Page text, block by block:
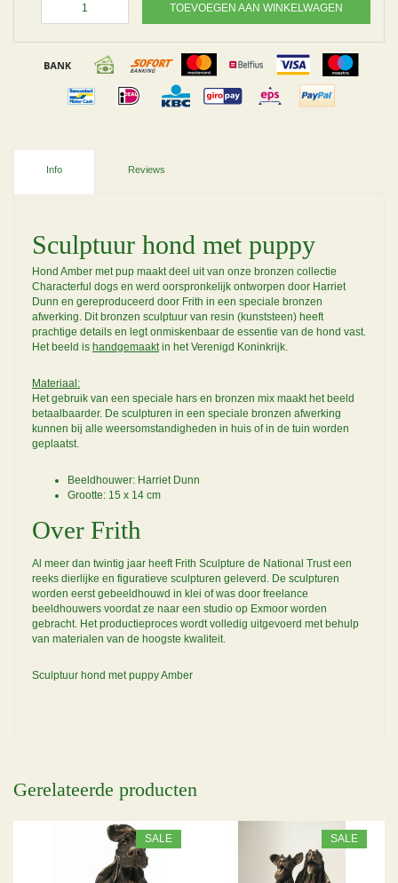
TOEVOEGEN AAN WINKELWAGEN
Info Reviews
Sculptuur hond met puppy
Hond Amber met pup maakt deel uit van onze bronzen collectie
Characterful dogs en werd oorspronkelijk ontworpen door Harriet
Dunn en gereproduceerd door Frith in een speciale bronzen
afwerking. Dit bronzen sculptuur van resin (kunststeen) heeft
prachtige details en legt onmiskenbaar de essentie van de hond vast.
Het beeld is handgemaakt in het Verenigd Koninkrijk.
Materiaal:
Het gebruik van een speciale hars en bronzen mix maakt het beeld
betaalbaarder. De sculpturen in een speciale bronzen afwerking
kunnen bij alle weersomstandigheden in huis of in de tuin worden
geplaatst.
Beeldhouwer: Harriet Dunn
Grootte: 15 x 14 cm
Over Frith
Al meer dan twintig jaar heeft Frith Sculpture de National Trust een
reeks dierlijke en figuratieve sculpturen geleverd. De sculpturen
worden eerst gebeeldhouwd in klei of was door freelance
beeldhouwers voordat ze naar een studio op Exmoor worden
gebracht. Het productieproces wordt volledig uitgevoerd met behulp
van materialen van de hoogste kwaliteit.
Sculptuur hond met puppy Amber
Gerelateerde producten
SALE SALE